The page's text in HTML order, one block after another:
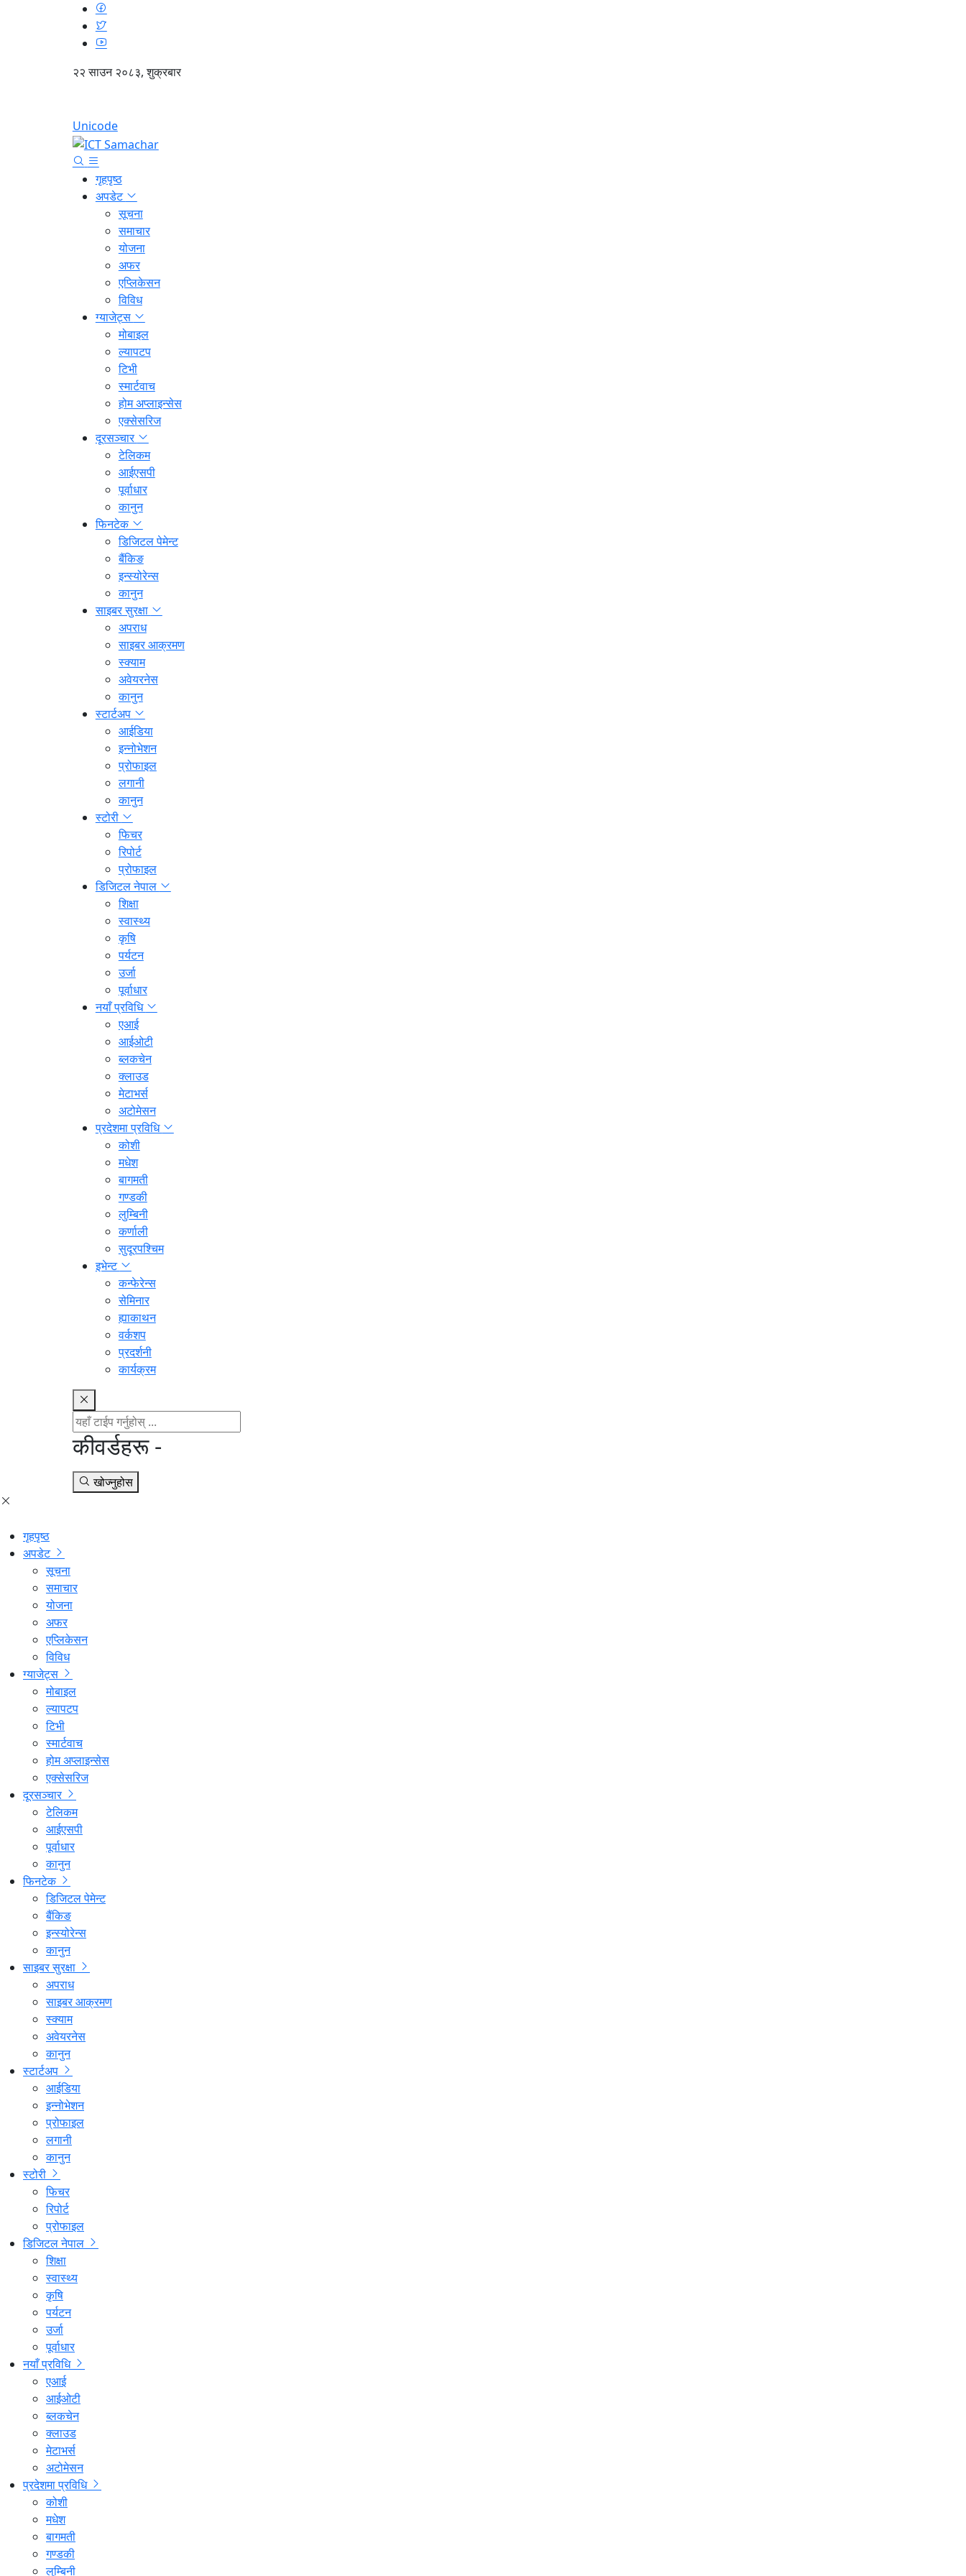
२२ साउन २०८३, शुक्रबार
Unicode
गृहपृष्ठ
अपडेट
सूचना
समाचार
योजना
अफर
एप्लिकेसन
विविध
ग्याजेट्स
मोबाइल
ल्यापटप
टिभी
स्मार्टवाच
होम अप्लाइन्सेस
एक्सेसरिज
दूरसञ्चार
टेलिकम
आईएसपी
पूर्वाधार
कानुन
फिनटेक
डिजिटल पेमेन्ट
बैंकिङ
इन्स्योरेन्स
कानुन
साइबर सुरक्षा
अपराध
साइबर आक्रमण
स्क्याम
अवेयरनेस
कानुन
स्टार्टअप
आईडिया
इन्नोभेशन
प्रोफाइल
लगानी
कानुन
स्टोरी
फिचर
रिपोर्ट
प्रोफाइल
डिजिटल नेपाल
शिक्षा
स्वास्थ्य
कृषि
पर्यटन
उर्जा
पूर्वाधार
नयाँ प्रविधि
एआई
आईओटी
ब्लकचेन
क्लाउड
मेटाभर्स
अटोमेसन
प्रदेशमा प्रविधि
कोशी
मधेश
बागमती
गण्डकी
लुम्बिनी
कर्णाली
सुदूरपश्चिम
इभेन्ट
कन्फेरेन्स
सेमिनार
ह्याकाथन
वर्कशप
प्रदर्शनी
कार्यक्रम
कीवर्डहरू -
खोज्नुहोस
गृहपृष्ठ
अपडेट
सूचना
समाचार
योजना
अफर
एप्लिकेसन
विविध
ग्याजेट्स
मोबाइल
ल्यापटप
टिभी
स्मार्टवाच
होम अप्लाइन्सेस
एक्सेसरिज
दूरसञ्चार
टेलिकम
आईएसपी
पूर्वाधार
कानुन
फिनटेक
डिजिटल पेमेन्ट
बैंकिङ
इन्स्योरेन्स
कानुन
साइबर सुरक्षा
अपराध
साइबर आक्रमण
स्क्याम
अवेयरनेस
कानुन
स्टार्टअप
आईडिया
इन्नोभेशन
प्रोफाइल
लगानी
कानुन
स्टोरी
फिचर
रिपोर्ट
प्रोफाइल
डिजिटल नेपाल
शिक्षा
स्वास्थ्य
कृषि
पर्यटन
उर्जा
पूर्वाधार
नयाँ प्रविधि
एआई
आईओटी
ब्लकचेन
क्लाउड
मेटाभर्स
अटोमेसन
प्रदेशमा प्रविधि
कोशी
मधेश
बागमती
गण्डकी
लुम्बिनी